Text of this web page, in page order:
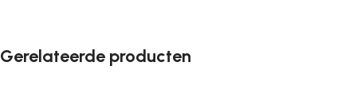
Gerelateerde producten